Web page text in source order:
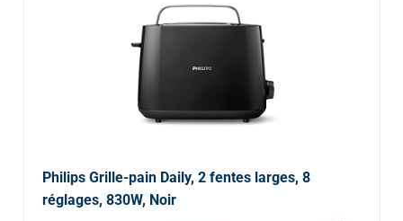
Philips Grille-pain Daily, 2 fentes larges, 8
réglages, 830W, Noir